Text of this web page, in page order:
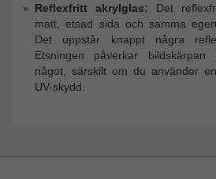
Reflexfritt akrylglas: Det
matt, etsad sida och samma
Det uppstår knappt några
Etsningen påverkar bildskärpan
något, särskilt om du använder
UV-skydd.